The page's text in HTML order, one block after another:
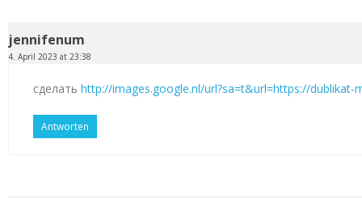
jennifenum
4. April 2023 at 23:38
сделать http://images.google.nl/url?sa=t&url=https://dublikat-
Antworten